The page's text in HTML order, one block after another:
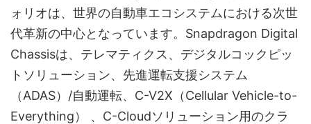
ォリオは、世界の自動車エコシステムにおける次世
代革新の中心となっています。Snapdragon Digital
Chassisは、テレマティクス、デジタルコックピッ
トソリューション、先進運転支援システム
（ADAS）/自動運転、C-V2X（Cellular Vehicle-to-
Everything） 、C-Cloudソリューション用のクラ